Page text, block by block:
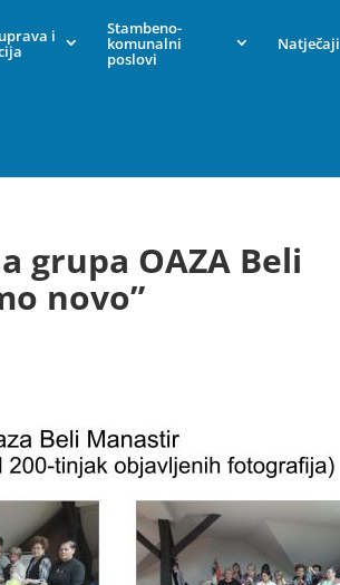
i Stambeno-
komunalni
poslovi
Natječaji
grupa OAZA Beli
novo”